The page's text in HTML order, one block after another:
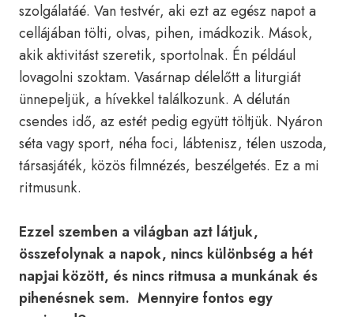
szolgálatáé. Van testvér, aki ezt az egész napot a
cellájában tölti, olvas, pihen, imádkozik. Mások,
akik aktivitást szeretik, sportolnak. Én például
lovagolni szoktam. Vasárnap délelőtt a liturgiát
ünnepeljük, a hívekkel találkozunk. A délután
csendes idő, az estét pedig együtt töltjük. Nyáron
séta vagy sport, néha foci, lábtenisz, télen uszoda,
társasjáték, közös filmnézés, beszélgetés. Ez a mi
ritmusunk.
Ezzel szemben a világban azt látjuk,
összefolynak a napok, nincs különbség a hét
napjai között, és nincs ritmusa a munkának és
pihenésnek sem. Mennyire fontos egy